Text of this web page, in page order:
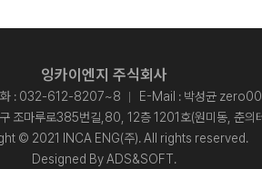
잉카이엔지 주식회사
: 032-612-8207~8 E-Mail : 박성균
조마루로385번길,80, 12층 1201호(원미동, 춘의
© 2021 INCA ENG(주). All rights reserved.
Designed ByADS&SOFT.